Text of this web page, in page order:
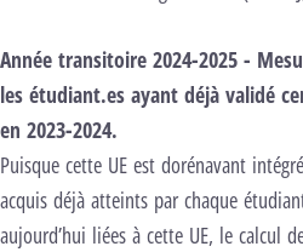
Année transitoire 2024-2025 -
les étudiant.es ayant déjà validé
en 2023-2024.
Puisque cette UE est dorénavant
acquis déjà atteints par chaque
aujourd’hui liées à cette UE, le calcul